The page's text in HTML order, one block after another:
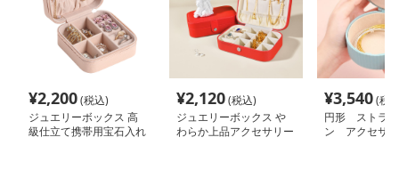
¥2,200(税込)
ジュエリーボックス 高
級仕立て携帯用宝石入れ
¥2,120(税込)
ジュエリーボックス や
わらか上品アクセサリー
¥3,540(税
円形 ストラ
ン アクセサ